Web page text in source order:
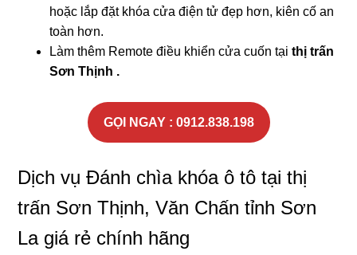
hoặc lắp đặt khóa cửa điện tử đẹp hơn, kiên cố an
toàn hơn.
Làm thêm Remote điều khiển cửa cuốn tạithị trấn
Sơn Thịnh .
GỌI NGAY : 0912.838.198
Dịch vụ Đánh chìa khóa ô tô tại thị
trấn Sơn Thịnh, Văn Chấn tỉnh Sơn
La giá rẻ chính hãng